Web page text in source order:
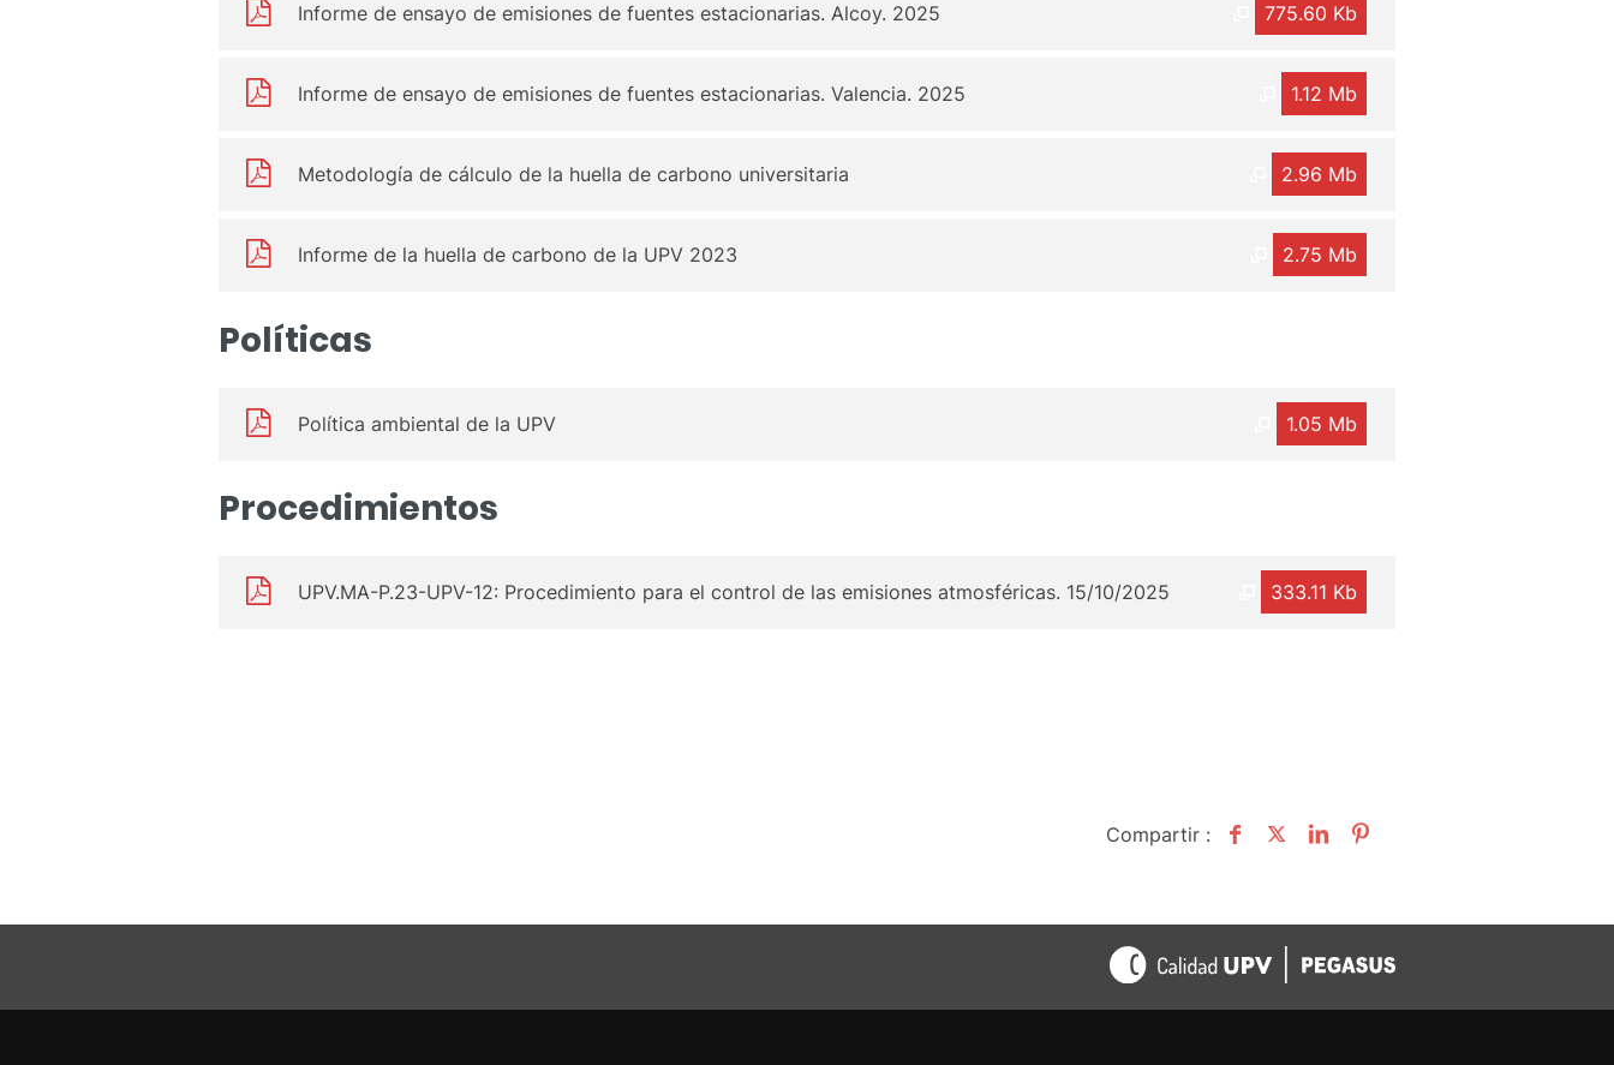
775.60 Kb
Informe de ensayo de emisiones de fuentes estacionarias. Alcoy. 2025
1.12 Mb
Informe de ensayo de emisiones de fuentes estacionarias. Valencia. 2025
2.96 Mb
Metodología de cálculo de la huella de carbono universitaria
2.75 Mb
Informe de la huella de carbono de la UPV 2023
Políticas
1.05 Mb
Política ambiental de la UPV
Procedimientos
333.11 Kb
UPV.MA-P.23-UPV-12: Procedimiento para el control de las emisiones atmosféricas. 15/10/2025
Compartir :